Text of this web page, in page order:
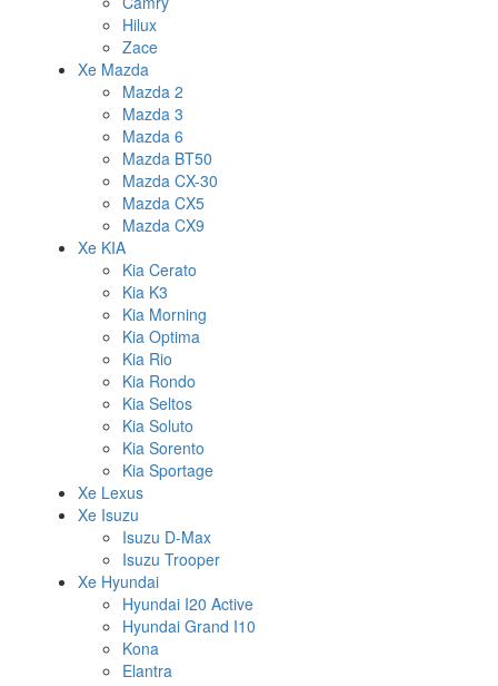
Hilux
Zace
Xe Mazda
Mazda 2
Mazda 3
Mazda 6
Mazda BT50
Mazda CX-30
Mazda CX5
Mazda CX9
Xe KIA
Kia Cerato
Kia K3
Kia Morning
Kia Optima
Kia Rio
Kia Rondo
Kia Seltos
Kia Soluto
Kia Sorento
Kia Sportage
Xe Lexus
Xe Isuzu
Isuzu D-Max
Isuzu Trooper
Xe Hyundai
Hyundai I20 Active
Hyundai Grand I10
Kona
Elantra